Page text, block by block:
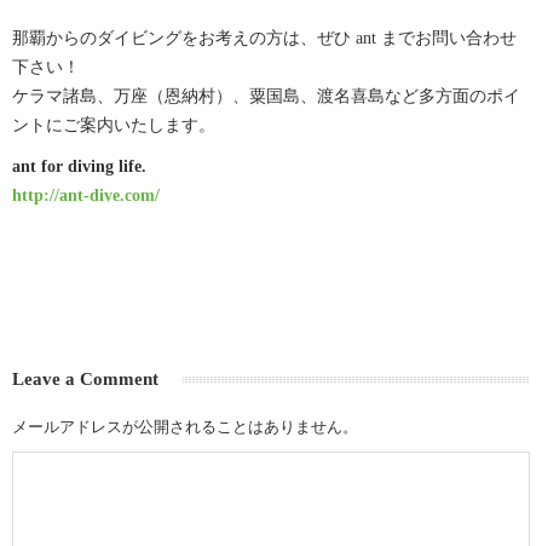
那覇からのダイビングをお考えの方は、ぜひ ant までお問い合わせ
下さい！
ケラマ諸島、万座（恩納村）、粟国島、渡名喜島など多方面のポイ
ントにご案内いたします。
ant for diving life.
http://ant-dive.com/
Leave a Comment
メールアドレスが公開されることはありません。